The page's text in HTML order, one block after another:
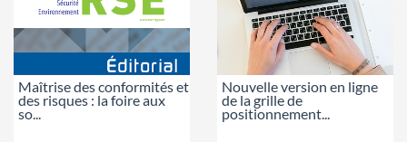
Maîtrise des conformités et
des risques : la foire aux
so...
Nouvelle version en ligne
de la grille de
positionnement...